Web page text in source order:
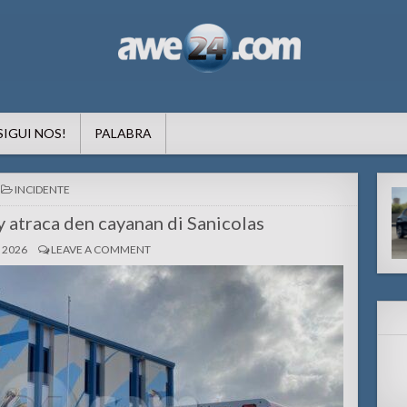
NOS! PALABRA
POSTED
IN
INCIDENTE
den cayanan di Sanicolas
2026 LEAVE A COMMENT